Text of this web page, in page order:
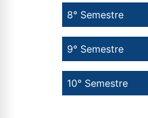
10° Semestre
9° Semestre
8° Semestre